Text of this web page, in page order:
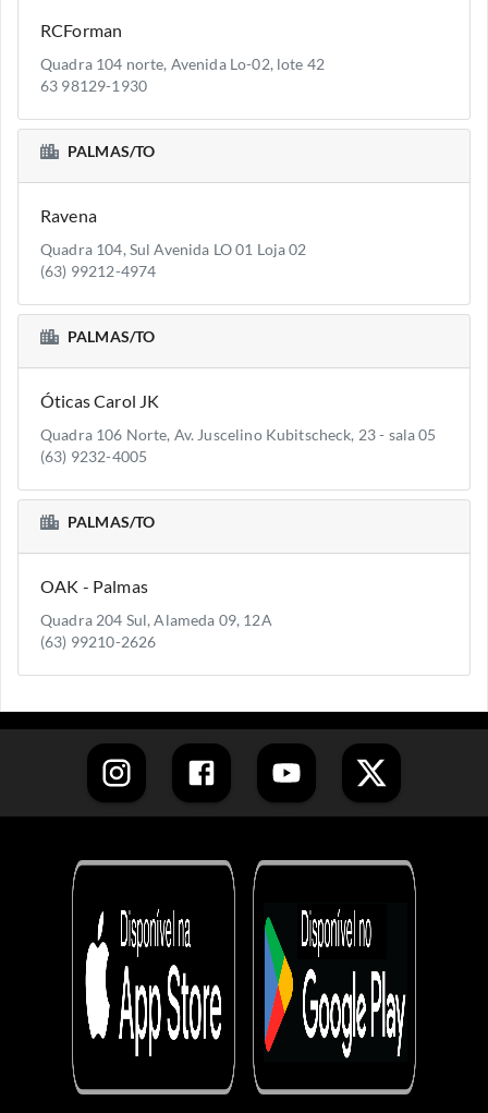
RCForman
Quadra 104 norte, Avenida Lo-02, lote 42
63 98129-1930
PALMAS/TO
Ravena
Quadra 104, Sul Avenida LO 01 Loja 02
(63) 99212-4974
PALMAS/TO
Óticas Carol JK
Quadra 106 Norte, Av. Juscelino Kubitscheck, 23 - sala 05
(63) 9232-4005
PALMAS/TO
OAK - Palmas
Quadra 204 Sul, Alameda 09, 12A
(63) 99210-2626